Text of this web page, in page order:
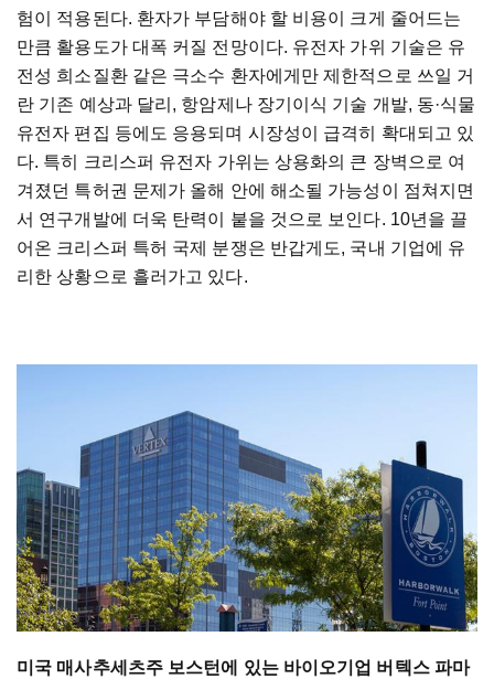
험이 적용된다. 환자가 부담해야 할 비용이 크게 줄어드는
만큼 활용도가 대폭 커질 전망이다. 유전자 가위 기술은 유
전성 희소질환 같은 극소수 환자에게만 제한적으로 쓰일 거
란 기존 예상과 달리, 항암제나 장기이식 기술 개발, 동·식물
유전자 편집 등에도 응용되며 시장성이 급격히 확대되고 있
다. 특히 크리스퍼 유전자 가위는 상용화의 큰 장벽으로 여
겨졌던 특허권 문제가 올해 안에 해소될 가능성이 점쳐지면
서 연구개발에 더욱 탄력이 붙을 것으로 보인다. 10년을 끌
어온 크리스퍼 특허 국제 분쟁은 반갑게도, 국내 기업에 유
리한 상황으로 흘러가고 있다.
미국 매사추세츠주 보스턴에 있는 바이오기업 버텍스 파마